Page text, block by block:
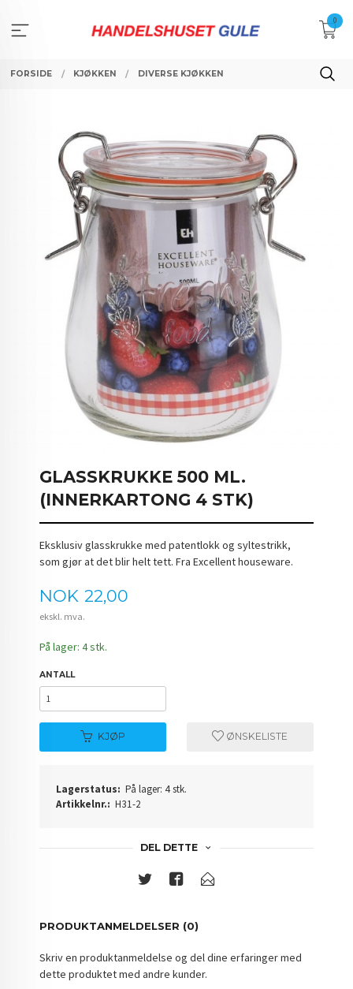
innholdet
0
FORSIDE KJØKKEN DIVERSE KJØKKEN
GLASSKRUKKE 500 ML.
(INNERKARTONG 4 STK)
Eksklusiv glasskrukke med patentlokk og syltestrikk,
som gjør at det blir helt tett. Fra Excellent houseware.
Pris
NOK 22,00
ekskl. mva.
På lager: 4 stk.
ANTALL
KJØP ØNSKELISTE
Lagerstatus: På lager: 4 stk.
Artikkelnr.: H31-2
DEL DETTE
PRODUKTANMELDELSER (0)
Skriv en produktanmeldelse og del dine erfaringer med
dette produktet med andre kunder.